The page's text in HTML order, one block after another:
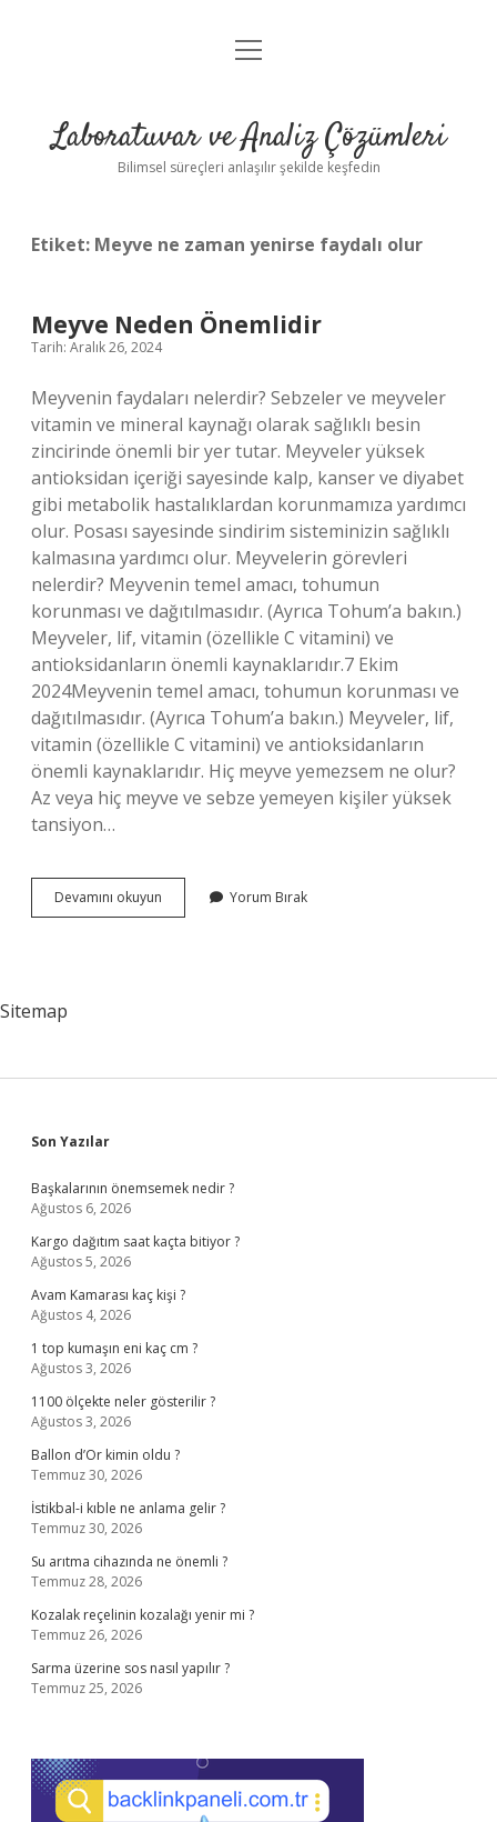
Anasayfa
Yasal Uyarı
menüyü
Laboratuvar ve Analiz Çözümleri
Bilimsel süreçleri anlaşılır şekilde keşfedin
Etiket: Meyve ne zaman yenirse faydalı olur
Meyve Neden Önemlidir
Tarih: Aralık 26, 2024
Meyvenin faydaları nelerdir? Sebzeler ve meyveler
vitamin ve mineral kaynağı olarak sağlıklı besin
zincirinde önemli bir yer tutar. Meyveler yüksek
antioksidan içeriği sayesinde kalp, kanser ve diyabet
gibi metabolik hastalıklardan korunmamıza yardımcı
olur. Posası sayesinde sindirim sisteminizin sağlıklı
kalmasına yardımcı olur. Meyvelerin görevleri
nelerdir? Meyvenin temel amacı, tohumun
korunması ve dağıtılmasıdır. (Ayrıca Tohum’a bakın.)
Meyveler, lif, vitamin (özellikle C vitamini) ve
antioksidanların önemli kaynaklarıdır.7 Ekim
2024Meyvenin temel amacı, tohumun korunması ve
dağıtılmasıdır. (Ayrıca Tohum’a bakın.) Meyveler, lif,
vitamin (özellikle C vitamini) ve antioksidanların
önemli kaynaklarıdır. Hiç meyve yemezsem ne olur?
Az veya hiç meyve ve sebze yemeyen kişiler yüksek
tansiyon…
Devamını okuyun
Neden
Yorum Bırak
Sitemap
Sidebar
Son Yazılar
Başkalarının önemsemek nedir ?
Ağustos 6, 2026
Kargo dağıtım saat kaçta bitiyor ?
Ağustos 5, 2026
Avam Kamarası kaç kişi ?
Ağustos 4, 2026
1 top kumaşın eni kaç cm ?
Ağustos 3, 2026
1100 ölçekte neler gösterilir ?
Ağustos 3, 2026
Ballon d’Or kimin oldu ?
Temmuz 30, 2026
İstikbal-i kıble ne anlama gelir ?
Temmuz 30, 2026
Su arıtma cihazında ne önemli ?
Temmuz 28, 2026
Kozalak reçelinin kozalağı yenir mi ?
Temmuz 26, 2026
Sarma üzerine sos nasıl yapılır ?
Temmuz 25, 2026